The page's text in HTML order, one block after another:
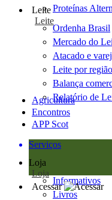
Proteínas
Leite
Leite
Ordenha Brasil
Mercado do
Atacado e
Leite por região
Balança
Relatório de
Agricultura
Encontros
APP Scot
Serviços
Loja
Loja
Informativos
Livros
Acessar